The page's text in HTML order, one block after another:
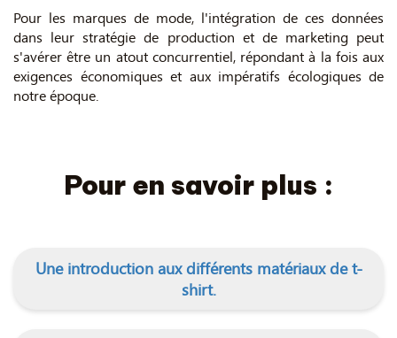
Pour les marques de mode, l'intégration de ces données
dans leur stratégie de production et de marketing peut
s'avérer être un atout concurrentiel, répondant à la fois aux
exigences économiques et aux impératifs écologiques de
notre époque.
Pour en savoir plus :
Une introduction aux différents matériaux de t-
shirt.